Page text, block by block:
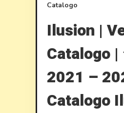
Catalogo
Ilusion |
Catalogo |
2021 –
Catalogo